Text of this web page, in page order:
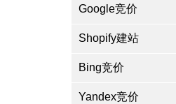
Google竞价
Shopify建站
Bing竞价
Yandex竞价